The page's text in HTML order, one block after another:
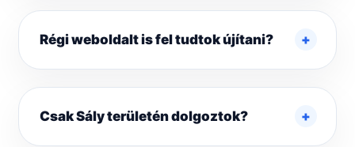
Régi weboldalt is fel tudtok újítani?
Csak Sály területén dolgoztok?